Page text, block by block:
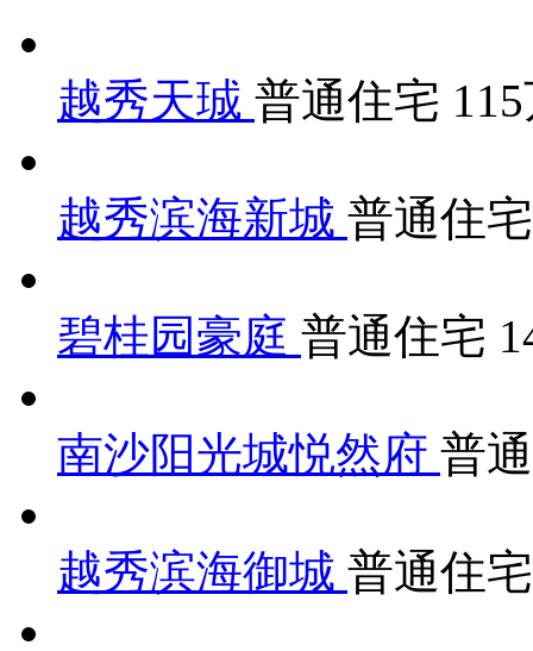
越秀天珹 普通住宅
越秀滨海新城 普通住
碧桂园豪庭 普通住宅
南沙阳光城悦然府 普
越秀滨海御城 普通住